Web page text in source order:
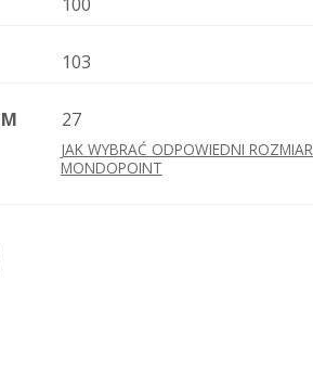
103
27
JAK WYBRAĆ ODPOWIEDNI
MONDOPOINT